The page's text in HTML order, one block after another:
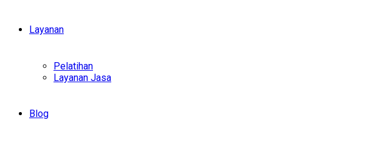
Layanan
Pelatihan
Layanan Jasa
Blog